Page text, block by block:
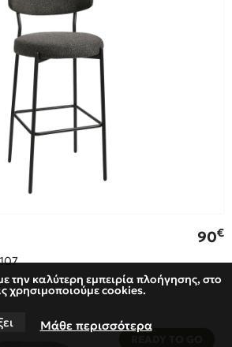
την καλύτερη εμπειρία πλοήγησης, στο
χρησιμοποιούμε cookies.
Μάθε περισσότερα
90€